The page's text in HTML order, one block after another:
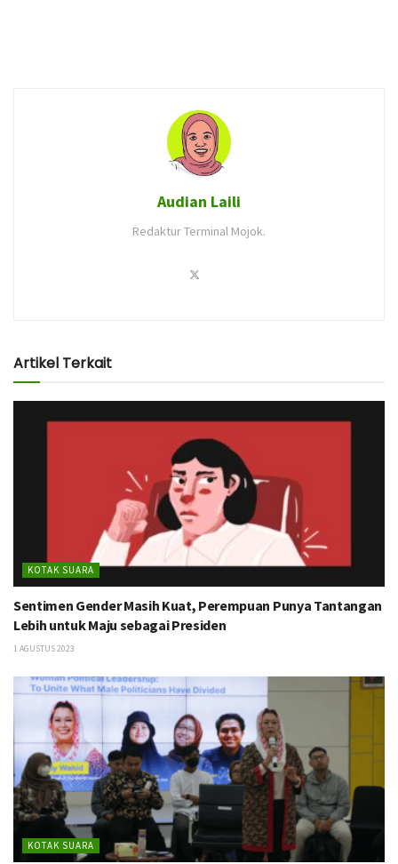
Audian Laili
Redaktur Terminal Mojok.
Artikel Terkait
KOTAK SUARA
Sentimen Gender Masih Kuat, Perempuan Punya Tantangan
Lebih untuk Maju sebagai Presiden
1 AGUSTUS 2023
KOTAK SUARA